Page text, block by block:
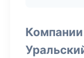
Компании